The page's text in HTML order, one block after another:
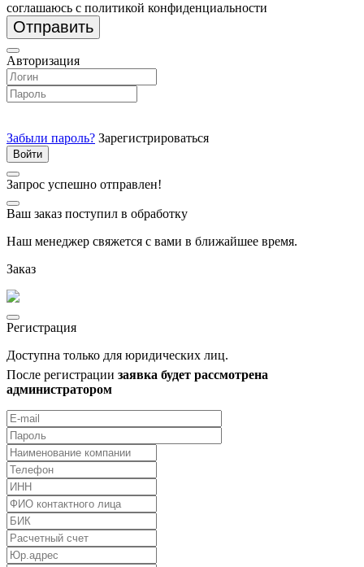
соглашаюсь с политикой конфиденциальности
Отправить
Авторизация
Забыли пароль? Зарегистрироваться
Запрос успешно отправлен!
Ваш заказ поступил в обработку
Наш менеджер свяжется с вами в ближайшее время.
Заказ
Регистрация
Доступна только для юридических лиц.
После регистрации заявка будет рассмотрена
администратором